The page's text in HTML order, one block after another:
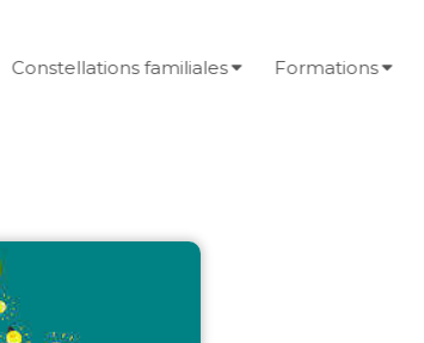
Constellations familiales Formations